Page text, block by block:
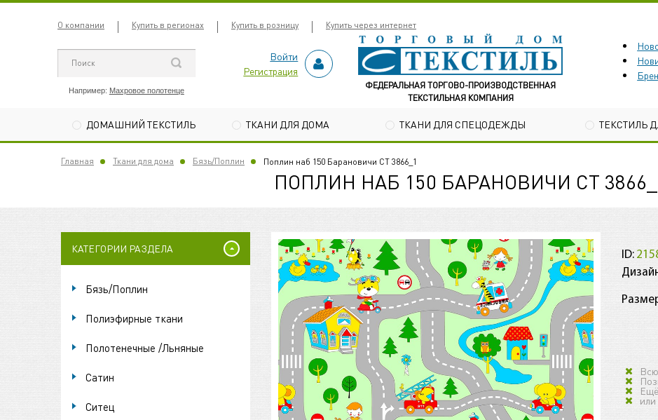
О компании Купить в регионах Купить в розницу Купить через интернет
Например: Махровое полотенце
Войти
Регистрация
ФЕДЕРАЛЬНАЯ ТОРГОВО-ПРОИЗВОДСТВЕННАЯ
ТЕКСТИЛЬНАЯ КОМПАНИЯ
ДОМАШНИЙ ТЕКСТИЛЬ ТКАНИ ДЛЯ ДОМА ТКАНИ ДЛЯ СПЕЦОДЕЖДЫ ТЕКСТИЛЬ
Главная Ткани для дома Бязь/Поплин Поплин наб 150 Барановичи СТ 3866_1
ПОПЛИН НАБ 150 БАРАНОВИЧИ СТ
КАТЕГОРИИ РАЗДЕЛА
Бязь/Поплин
Полиэфирные ткани
Полотенечные /Льняные
Сатин
Ситец
ID:
или